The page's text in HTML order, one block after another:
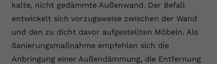
kalte, nicht gedämmte Außenwand. Der Befall
entwickelt sich vorzugsweise zwischen der Wand
und den zu dicht davor aufgestellten Möbeln. Als
Sanierungsmaßnahme empfehlen sich die
Anbringung einer Außendämmung, die Entfernung